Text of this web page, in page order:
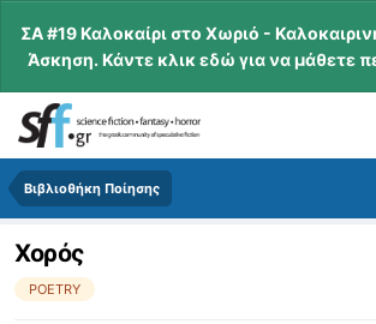
ΣΑ #19 Καλοκαίρι στο Χωριό -
Άσκηση. Κάντε κλικ εδώ για να μάθετε
Βιβλιοθήκη Ποίησης
Χορός
POETRY